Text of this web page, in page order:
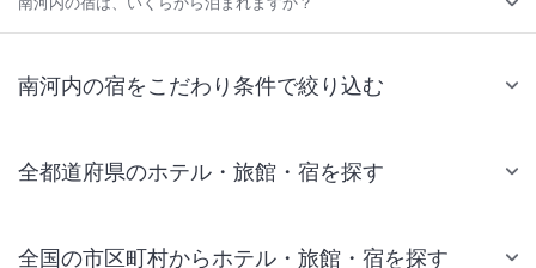
南河内の宿をこだわり条件で絞り込む
全都道府県のホテル・旅館・宿を探す
全国の市区町村からホテル・旅館・宿を探す